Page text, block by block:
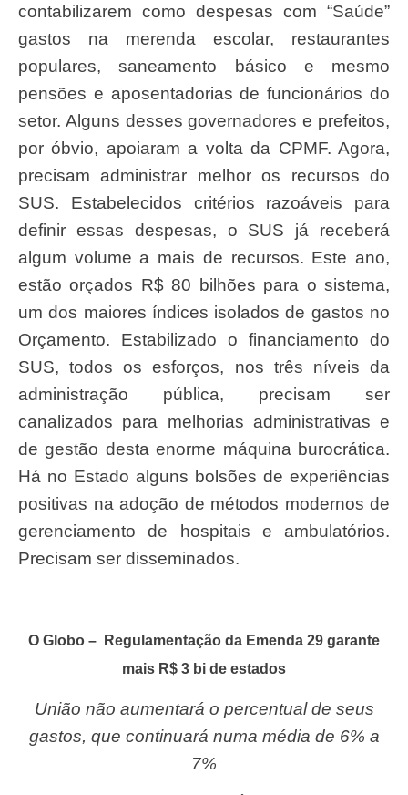
contabilizarem como despesas com “Saúde”
gastos na merenda escolar, restaurantes
populares, saneamento básico e mesmo
pensões e aposentadorias de funcionários do
setor. Alguns desses governadores e prefeitos,
por óbvio, apoiaram a volta da CPMF. Agora,
precisam administrar melhor os recursos do
SUS. Estabelecidos critérios razoáveis para
definir essas despesas, o SUS já receberá
algum volume a mais de recursos. Este ano,
estão orçados R$ 80 bilhões para o sistema,
um dos maiores índices isolados de gastos no
Orçamento. Estabilizado o financiamento do
SUS, todos os esforços, nos três níveis da
administração pública, precisam ser
canalizados para melhorias administrativas e
de gestão desta enorme máquina burocrática.
Há no Estado alguns bolsões de experiências
positivas na adoção de métodos modernos de
gerenciamento de hospitais e ambulatórios.
Precisam ser disseminados.
O Globo – Regulamentação da Emenda 29 garante
mais R$ 3 bi de estados
União não aumentará o percentual de seus
gastos, que continuará numa média de 6% a
7%